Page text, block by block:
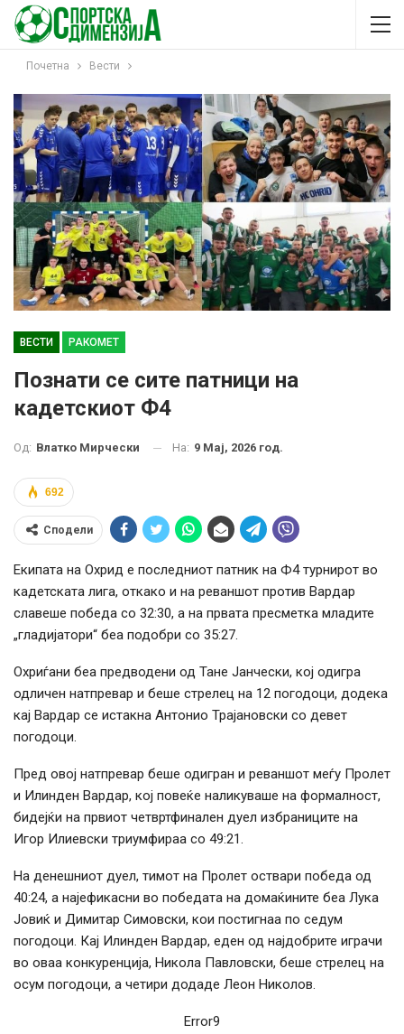
Почетна Вести
ВЕСТИ РАКОМЕТ
Познати се сите патници на
кадетскиот Ф4
Од: Влатко Мирчески На: 9 Мај, 2026 год.
692
Сподели
Екипата на Охрид е последниот патник на Ф4 турнирот во
кадетската лига, откако и на реваншот против Вардар
славеше победа со 32:30, а на првата пресметка младите
„гладијатори“ беа подобри со 35:27.
Охриѓани беа предводени од Тане Јанчески, кој одигра
одличен натпревар и беше стрелец на 12 погодоци, додека
кај Вардар се истакна Антонио Трајановски со девет
погодоци.
Пред овој натпревар беше одигран и реваншот меѓу Пролет
и Илинден Вардар, кој повеќе наликуваше на формалност,
бидејќи на првиот четвртфинален дуел избраниците на
Игор Илиевски триумфираа со 49:21.
На денешниот дуел, тимот на Пролет оствари победа од
40:24, а најефикасни во победата на домаќините беа Лука
Јовиќ и Димитар Симовски, кои постигнаа по седум
погодоци. Кај Илинден Вардар, еден од најдобрите играчи
во оваа конкуренција, Никола Павловски, беше стрелец на
осум погодоци, а четири додаде Леон Николов.
Error9